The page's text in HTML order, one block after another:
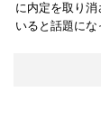
に内定を取り
いると話題にな